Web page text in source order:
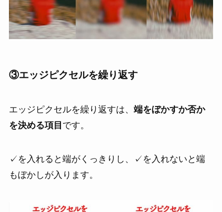
③エッジピクセルを繰り返す
エッジピクセルを繰り返すは、 端をぼかすか否か
を決める項目 です。
✓を入れると端がくっきりし、✓を入れないと端
もぼかしが入ります。